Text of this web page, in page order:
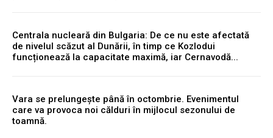
Centrala nucleară din Bulgaria: De ce nu este afectată
de nivelul scăzut al Dunării, în timp ce Kozlodui
funcționează la capacitate maximă, iar Cernavodă...
Vara se prelungește până în octombrie. Evenimentul
care va provoca noi călduri în mijlocul sezonului de
toamnă.